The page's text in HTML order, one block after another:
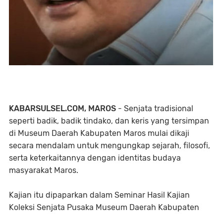
KABARSULSEL.COM, MAROS - Senjata tradisional
seperti badik, badik tindako, dan keris yang tersimpan
di Museum Daerah Kabupaten Maros mulai dikaji
secara mendalam untuk mengungkap sejarah, filosofi,
serta keterkaitannya dengan identitas budaya
masyarakat Maros.
Kajian itu dipaparkan dalam Seminar Hasil Kajian
Koleksi Senjata Pusaka Museum Daerah Kabupaten